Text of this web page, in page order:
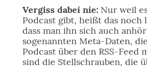
Vergiss dabei nie:Nur weil
Podcast gibt, heißt das noch
dass man ihn sich auch
sogenannten Meta-Daten,
Podcast über den RSS-Feed
sind die Stellschrauben, die